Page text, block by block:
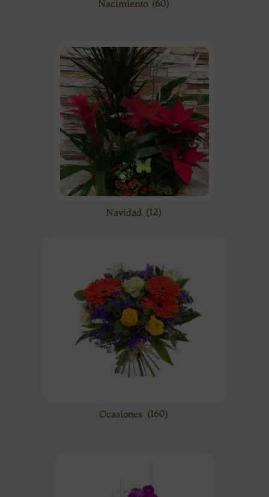
Nacimiento (60)
Navidad (12)
Ocasiones (160)